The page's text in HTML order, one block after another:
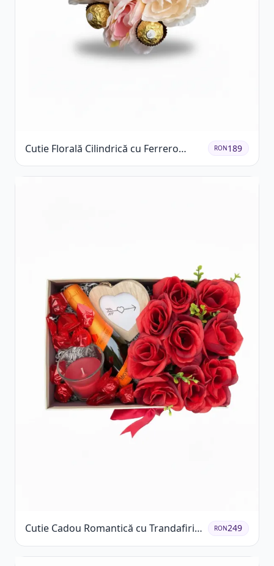
Cutie Florală Cilindrică cu Ferrero
Rocher și Trandafiri Pastel
RON189
Cutie Cadou Romantică cu Trandafiri
Șampanie și Lumânare
RON249